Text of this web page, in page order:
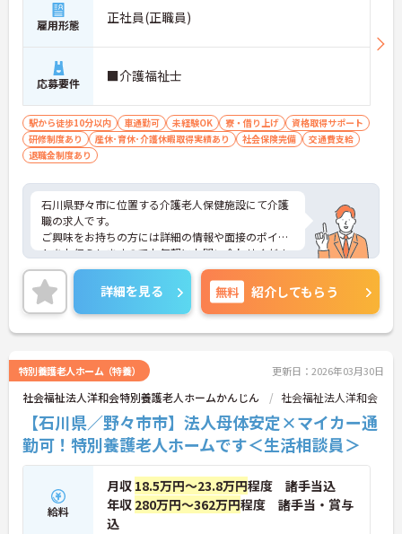
雇用形態 正社員(正職員)
応募要件 ■介護福祉士
駅から徒歩10分以内 車通勤可 未経験OK 寮・借り上げ
資格取得サポート
研修制度あり
産休･育休･介護休暇取得実績あり 社会保険完備
交通費支給
退職金制度あり
石川県野々市に位置する介護老人保健施設にて介護
職の求人です。
ご興味をお持ちの方には詳細の情報や面接のポイン
トをお伝えしますのでお気軽にお問い合わせくださ
いませ。
詳細を見る 無料 紹介してもらう
特別養護老人ホーム（特養） 更新日：2026年03月30日
社会福祉法人洋和会特別養護老人ホームかんじん 社会福祉法人洋和会
【石川県／野々市市】法人母体安定×マイカー通
勤可！特別養護老人ホームです＜生活相談員＞
給料
月収 18.5万円～23.8万円程度 諸手当込
年収 280万円～362万円程度 諸手当・賞与
込